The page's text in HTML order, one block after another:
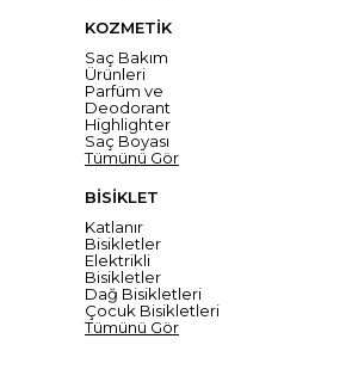
KOZMETİK
Saç Bakım
Ürünleri
Parfüm ve
Deodorant
Highlighter
Saç Boyası
Tümünü Gör
BİSİKLET
Katlanır
Bisikletler
Elektrikli
Bisikletler
Dağ Bisikletleri
Çocuk Bisikletleri
Tümünü Gör